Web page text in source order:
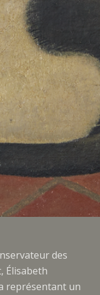
des
Élisabeth
représentant un